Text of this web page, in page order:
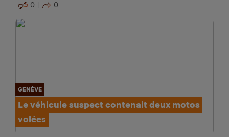
0 0
GENÈVE
Le véhicule suspect contenait deux motos
volées